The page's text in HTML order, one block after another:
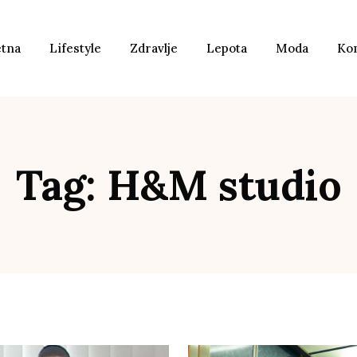
Lifestyle Zdravlje Lepota Moda
Tag: H&M studio